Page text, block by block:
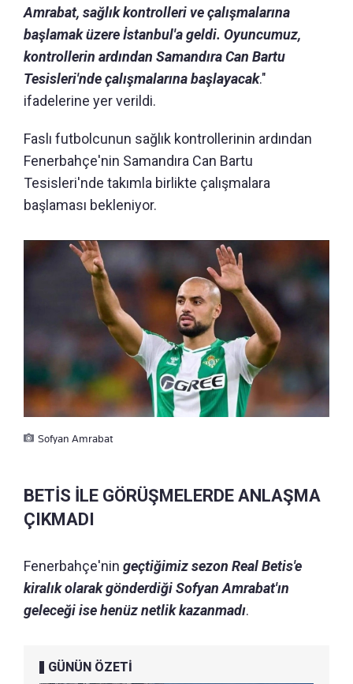
Amrabat, sağlık kontrolleri ve çalışmalarına
başlamak üzere İstanbul'a geldi. Oyuncumuz,
kontrollerin ardından Samandıra Can Bartu
Tesisleri'nde çalışmalarına başlayacak."
ifadelerine yer verildi.
Faslı futbolcunun sağlık kontrollerinin ardından
Fenerbahçe'nin Samandıra Can Bartu
Tesisleri'nde takımla birlikte çalışmalara
başlaması bekleniyor.
Sofyan Amrabat
BETİS İLE GÖRÜŞMELERDE ANLAŞMA
ÇIKMADI
Fenerbahçe'nin geçtiğimiz sezon Real Betis'e
kiralık olarak gönderdiği Sofyan Amrabat'ın
geleceği ise henüz netlik kazanmadı.
GÜNÜN ÖZETİ